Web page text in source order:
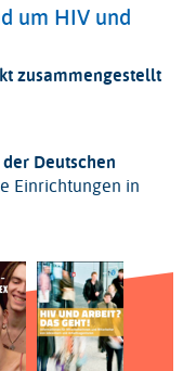
um HIV und
zusammengestellt
Deutschen
Einrichtungen in